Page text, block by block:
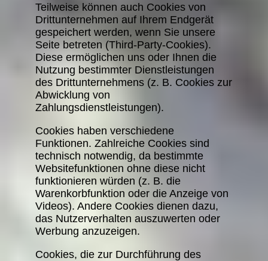
Teilweise können auch Cookies von
Drittunternehmen auf Ihrem Endgerät
gespeichert werden, wenn Sie unsere
Seite betreten (Third-Party-Cookies).
Diese ermöglichen uns oder Ihnen die
Nutzung bestimmter Dienstleistungen
des Drittunternehmens (z. B. Cookies zur
Abwicklung von
Zahlungsdienstleistungen).
Cookies haben verschiedene
Funktionen. Zahlreiche Cookies sind
technisch notwendig, da bestimmte
Websitefunktionen ohne diese nicht
funktionieren würden (z. B. die
Warenkorbfunktion oder die Anzeige von
Videos). Andere Cookies dienen dazu,
das Nutzerverhalten auszuwerten oder
Werbung anzuzeigen.
Cookies, die zur Durchführung des